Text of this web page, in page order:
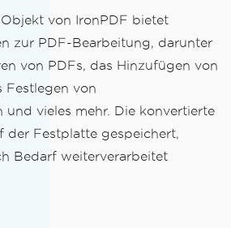
von IronPDF bietet
zur PDF-Bearbeitung, darunter
von PDFs, das Hinzufügen von
Festlegen von
und vieles mehr. Die konvertierte
der Festplatte gespeichert,
Bedarf weiterverarbeitet